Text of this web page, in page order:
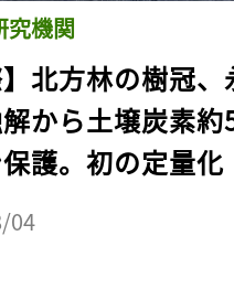
究機関
】北方林の樹冠、
から土壌炭素約
護。初の定量化
04